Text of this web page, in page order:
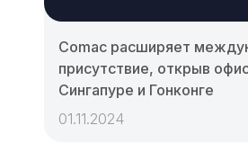
Comac расширяет
присутствие, открыв
Сингапуре и Гонконге
01.11.2024